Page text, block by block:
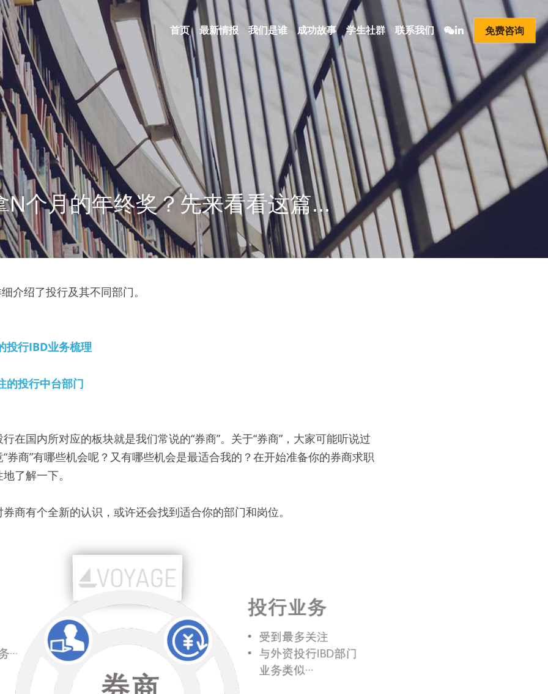
首页 最新情报 我们是谁 成功故事 学生社群 联系我们 免费咨询
N个月的年终奖？先来看看这篇...
介绍了投行及其不同部门。
投行IBD业务梳理
的投行中台部门
在国内所对应的板块就是我们常说的“券商”。关于“券商”，大家可能听说过
券商”有哪些机会呢？又有哪些机会是最适合我的？在开始准备你的券商求职
了解一下。
商有个全新的认识，或许还会找到适合你的部门和岗位。